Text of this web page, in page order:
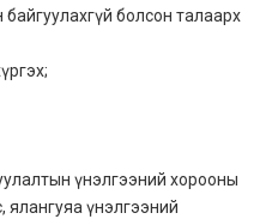
болсон талаарх
үнэлгээний хорооны
үнэлгээний